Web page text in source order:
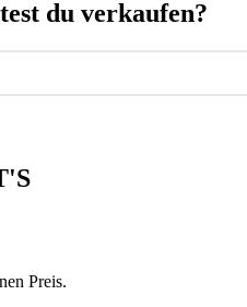
du verkaufen?
Preis.